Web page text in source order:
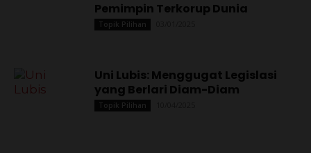
Pemimpin Terkorup Dunia
Topik Pilihan
Uni Lubis: Menggugat Legislasi
yang Berlari Diam-Diam
Topik Pilihan